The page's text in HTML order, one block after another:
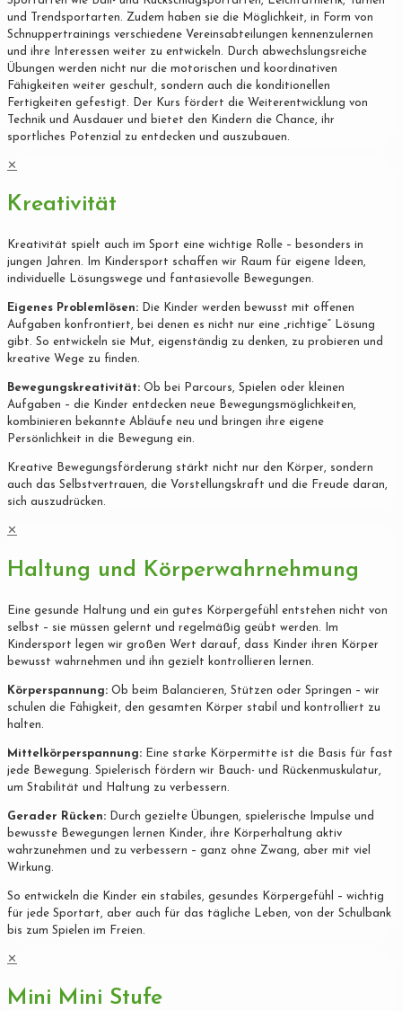
und Trendsportarten. Zudem haben sie die Möglichkeit, in Form von
Schnuppertrainings verschiedene Vereinsabteilungen kennenzulernen
und ihre Interessen weiter zu entwickeln. Durch abwechslungsreiche
Übungen werden nicht nur die motorischen und koordinativen
Fähigkeiten weiter geschult, sondern auch die konditionellen
Fertigkeiten gefestigt. Der Kurs fördert die Weiterentwicklung von
Technik und Ausdauer und bietet den Kindern die Chance, ihr
sportliches Potenzial zu entdecken und auszubauen.
✕
Kreativität
Kreativität spielt auch im Sport eine wichtige Rolle – besonders in
jungen Jahren. Im Kindersport schaffen wir Raum für eigene Ideen,
individuelle Lösungswege und fantasievolle Bewegungen.
Eigenes Problemlösen: Die Kinder werden bewusst mit offenen
Aufgaben konfrontiert, bei denen es nicht nur eine „richtige“ Lösung
gibt. So entwickeln sie Mut, eigenständig zu denken, zu probieren und
kreative Wege zu finden.
Bewegungskreativität: Ob bei Parcours, Spielen oder kleinen
Aufgaben – die Kinder entdecken neue Bewegungsmöglichkeiten,
kombinieren bekannte Abläufe neu und bringen ihre eigene
Persönlichkeit in die Bewegung ein.
Kreative Bewegungsförderung stärkt nicht nur den Körper, sondern
auch das Selbstvertrauen, die Vorstellungskraft und die Freude daran,
sich auszudrücken.
✕
Haltung und Körperwahrnehmung
Eine gesunde Haltung und ein gutes Körpergefühl entstehen nicht von
selbst – sie müssen gelernt und regelmäßig geübt werden. Im
Kindersport legen wir großen Wert darauf, dass Kinder ihren Körper
bewusst wahrnehmen und ihn gezielt kontrollieren lernen.
Körperspannung: Ob beim Balancieren, Stützen oder Springen – wir
schulen die Fähigkeit, den gesamten Körper stabil und kontrolliert zu
halten.
Mittelkörperspannung: Eine starke Körpermitte ist die Basis für fast
jede Bewegung. Spielerisch fördern wir Bauch- und Rückenmuskulatur,
um Stabilität und Haltung zu verbessern.
Gerader Rücken: Durch gezielte Übungen, spielerische Impulse und
bewusste Bewegungen lernen Kinder, ihre Körperhaltung aktiv
wahrzunehmen und zu verbessern – ganz ohne Zwang, aber mit viel
Wirkung.
So entwickeln die Kinder ein stabiles, gesundes Körpergefühl – wichtig
für jede Sportart, aber auch für das tägliche Leben, von der Schulbank
bis zum Spielen im Freien.
✕
Mini Mini Stufe